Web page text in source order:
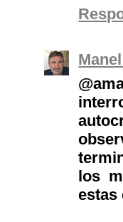
los
estas